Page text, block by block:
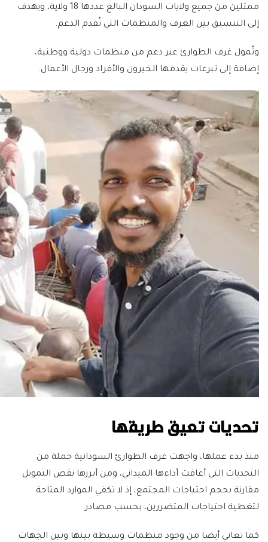
ممثلين من جميع ولايات السودان البالغ عددها 18 ولاية، ويهدف
إلى التنسيق بين الغرف والمنظمات التي تُقدم الدعم.
وتُمول غرف الطوارئ عبر دعم من منظمات دولية ووطنية،
إضافة إلى تبرعات يقدمها الخيرون والأفراد ورجال الأعمال.
تحديات تعيق طريقها
منذ بدء عملها، واجهت غرف الطوارئ السودانية جملة من
التحديات التي أعاقت أداءها الميداني، ومن أبرزها نقص التمويل
مقارنة بحجم احتياجات المجتمع، إذ لا تكفي الموارد المتاحة
لتغطية احتياجات المتضررين، بحسب مصادر.
كما تعاني أيضا من وجود منظمات وسيطة بينها وبين الجهات